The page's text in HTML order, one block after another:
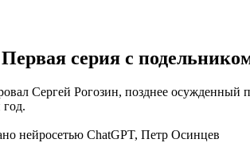
Первая серия с
Сергей Рогозин, позднее
нейросетью ChatGPT, Петр Осинцев